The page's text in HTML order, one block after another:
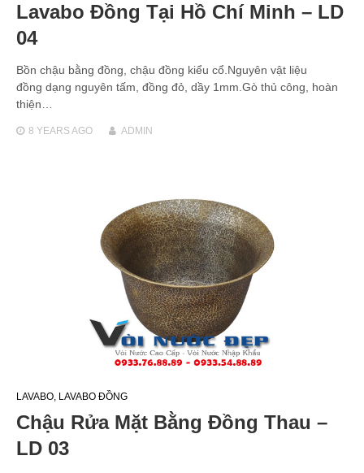
Lavabo Đồng Tại Hồ Chí Minh – LD
04
Bồn chậu bằng đồng, chậu đồng kiểu cổ.Nguyên vật liệu
đồng dạng nguyên tấm, đồng đỏ, dầy 1mm.Gò thủ công, hoàn
thiện…
8 YEARSAGO ADMIN
LAVABO, LAVABO ĐỒNG
Chậu Rửa Mặt Bằng Đồng Thau –
LD 03